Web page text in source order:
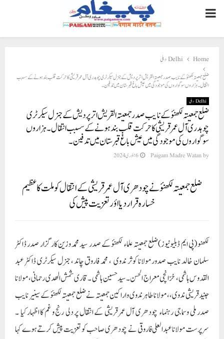
PRIMARY
MENU
Home
Delhi دہلی
ضلع جمعیتہ لکھنؤ کے نایب صدرجمعیتہ القریش اترپردیش کے جنرل سیکرٹری چوہدری آل عمر قریشی کا حرکت قلب بند ہونے کے سسبب
انتقال۔ ہزاروں سوگواروں کی موجودگی میں عیش باغ قبرستان میں تدفین ۔
Delhi دہلی
ضلع جمعیتہ لکھنؤ کے نایب صدرجمعیتہ القریش اترپردیش کے جنرل سیکرٹری
چوہدری آل عمر قریشی کا حرکت قلب بند ہونے کے سسبب انتقال۔ ہزاروں
سوگواروں کی موجودگی میں عیش باغ قبرستان میں تدفین ۔
by
Paigam Madre Watan 6 جنوری 2024
ضلع جمعیتہ لکھنؤ نے چودھری آل عمر قریشی کے انتقال کو ملت کا عظیم
خسارہ قرار دیا اؤر تعزیت پیش کی
لکھنو (پی ایم ڈبلیونیوز)ضلع جمعیتہ علماء لکھنؤ کے صدر سید محمد وزین کارگزار صدر ڈاکٹر
سلمان خالد نایب صدور مولانا کوثر ندوی ، محمد فاروق چاند ، جنرل سیکرٹری ڈاکٹر عبد
القدوس ہاشمی ، خزانچی معراج الحسن ۔ سید حسین ہاشمی ۔ قاری شمش الھدی رحمانی ، مولانا
جنید قریشی ندوی، ، مولانا طاہر ندوی و اراکین جمعیتہ نے ضلع جمعیتہ لکھنؤ کے سینیر نایب
صدر ملی وسماجی رہنماء چودھری آل عمر قریشی کے انتقال پر دلی رنج و غم کا اظہار کیا ۔
سرپرست مولانا عبدالعلی فاروقی نے چودھری صاحب کو تعزیت پیش کرتے ہوے کہا